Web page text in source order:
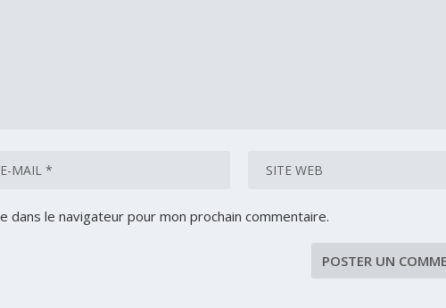
le navigateur pour mon prochain commentaire.